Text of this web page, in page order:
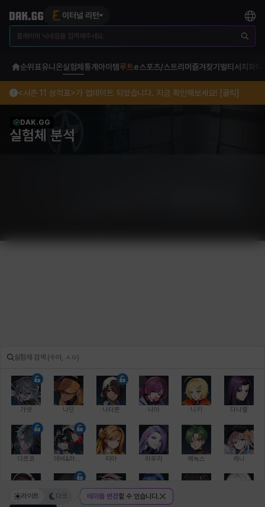
이터널 리턴
순위표유니온실험체 통계 아이템루트e스포츠/스트리머 즐겨찾기 멀티서치 파티
<시즌 11 성적표>가 업데이트 되었습니다. 지금 확인해보세요! [클릭]
DAK.GG
실험체 분석
가넷 나딘 나타폰 니아 니키 다니엘
다르코 띠아 라우라 레녹스 레니
라이트 다크 테마를 변경할 수 있습니다.